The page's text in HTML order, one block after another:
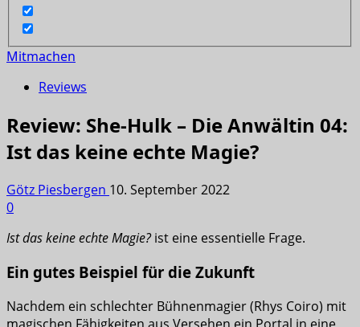
Mitmachen
Reviews
Review: She-Hulk – Die Anwältin 04:
Ist das keine echte Magie?
Götz Piesbergen 10. September 2022
0
Ist das keine echte Magie?ist eine essentielle Frage.
Ein gutes Beispiel für die Zukunft
Nachdem ein schlechter Bühnenmagier (Rhys Coiro) mit